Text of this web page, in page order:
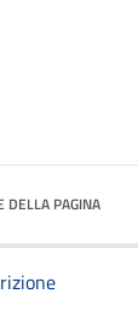
DELLA PAGINA